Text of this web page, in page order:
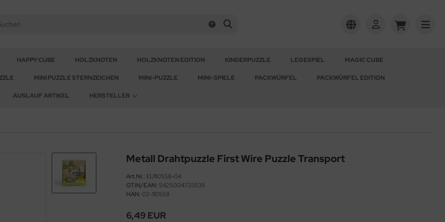
HAPPY CUBE HOLZKNOTEN HOLZKNOTEN EDITION KINDERPUZZLE LEGESPIEL MAGIC CUBE
MINI PUZZLE STERNZEICHEN MINI-PUZZLE MINI-SPIELE PACKWÜRFEL PACKWÜRFEL EDITION
AUSLAUF ARTIKEL HERSTELLER
Metall Drahtpuzzle First Wire Puzzle Transport
Art.Nr.: EU110558-04
GTIN/EAN: 5425004733535
HAN: 02-110558
6,49 EUR